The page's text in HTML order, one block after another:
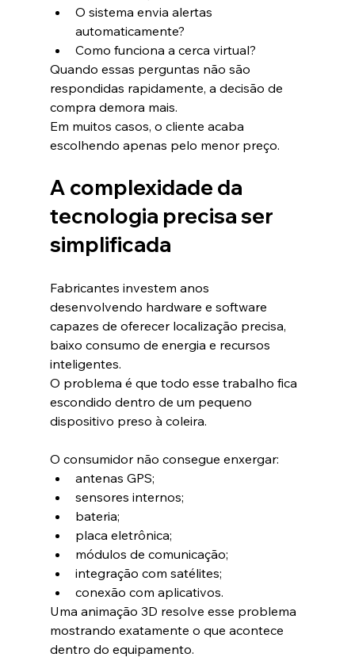
O sistema envia alertas
automaticamente?
Como funciona a cerca virtual?
Quando essas perguntas não são
respondidas rapidamente, a decisão de
compra demora mais.
Em muitos casos, o cliente acaba
escolhendo apenas pelo menor preço.
A complexidade da
tecnologia precisa ser
simplificada
Fabricantes investem anos
desenvolvendo hardware e software
capazes de oferecer localização precisa,
baixo consumo de energia e recursos
inteligentes.
O problema é que todo esse trabalho fica
escondido dentro de um pequeno
dispositivo preso à coleira.
O consumidor não consegue enxergar:
antenas GPS;
sensores internos;
bateria;
placa eletrônica;
módulos de comunicação;
integração com satélites;
conexão com aplicativos.
Uma animação 3D resolve esse problema
mostrando exatamente o que acontece
dentro do equipamento.